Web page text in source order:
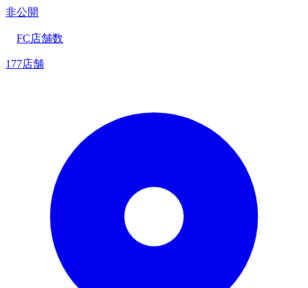
非公開
FC店舗数
177店舗